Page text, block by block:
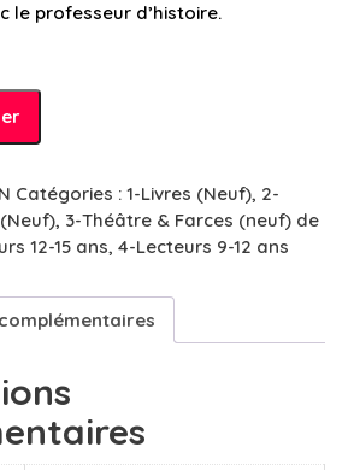
le professeur d’histoire.
Catégories : 1-Livres (Neuf), 2-
, 3-Théâtre & Farces (neuf) de
12-15 ans, 4-Lecteurs 9-12 ans